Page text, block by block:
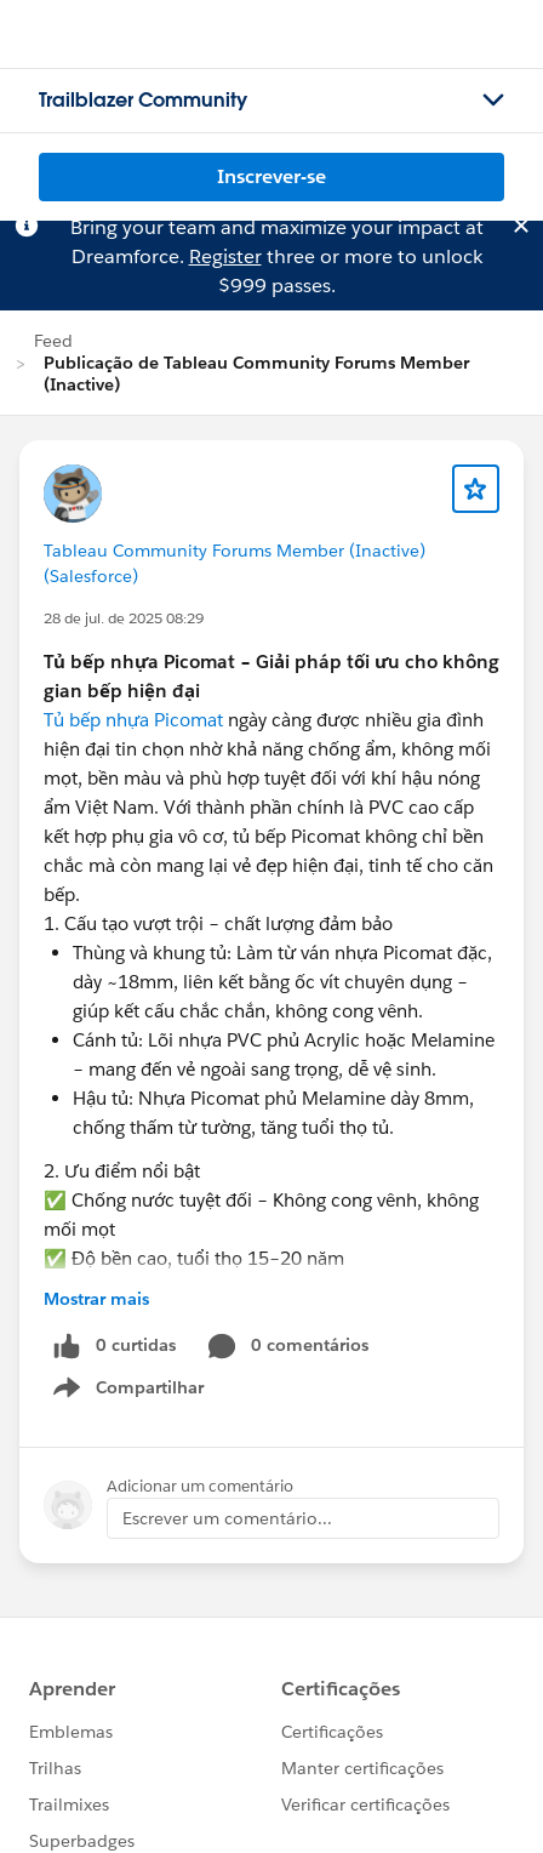
Trailblazer Community
Inscrever-se
Bring your team and maximize your impact at
Dreamforce. Registerthree or more to unlock
$999 passes.
Feed
Publicação de Tableau Community Forums Member
(Inactive)
Tableau Community Forums Member (Inactive)
(Salesforce)
28 de jul. de 2025 08:29
Tủ bếp nhựa Picomat – Giải pháp tối ưu cho không
gian bếp hiện đại
Tủ bếp nhựa Picomat ngày càng được nhiều gia đình
hiện đại tin chọn nhờ khả năng chống ẩm, không mối
mọt, bền màu và phù hợp tuyệt đối với khí hậu nóng
ẩm Việt Nam. Với thành phần chính là PVC cao cấp
kết hợp phụ gia vô cơ, tủ bếp Picomat không chỉ bền
chắc mà còn mang lại vẻ đẹp hiện đại, tinh tế cho căn
bếp.
1. Cấu tạo vượt trội – chất lượng đảm bảo
Thùng và khung tủ: Làm từ ván nhựa Picomat đặc,
dày ~18mm, liên kết bằng ốc vít chuyên dụng –
giúp kết cấu chắc chắn, không cong vênh.
Cánh tủ: Lõi nhựa PVC phủ Acrylic hoặc Melamine
– mang đến vẻ ngoài sang trọng, dễ vệ sinh.
Hậu tủ: Nhựa Picomat phủ Melamine dày 8mm,
chống thấm từ tường, tăng tuổi thọ tủ.
2. Ưu điểm nổi bật
✅ Chống nước tuyệt đối – Không cong vênh, không
mối mọt
✅ Độ bền cao, tuổi thọ 15–20 năm
✅ Dễ vệ sinh, bề mặt nhẵn mịn
✅ Thi công & vận chuyển dễ dàng
Tuy nhiên, tủ Picomat có vài nhược điểm như: không
chạm khắc hoa văn tinh xảo như gỗ, khả năng chịu
3. Báo giá tủ bếp nhựa Picomat tại Nội Thất Bến
Thành
kỹ thuật 2 năm.
4. Bộ sưu tập mẫu bếp đẹp – hiện đại 2025
nhựa Picomat đa dạng kiểu dáng từ chữ I, L, U đến
thiết kế phong cách tối giản, sang trọng hay hiện đại
cao cấp. Các mẫu đều có phối màu tinh tế, phù hợp
Mostrar mais
0 curtidas
0 comentários
Compartilhar
Show menu
Adicionar um comentário
Escrever um comentário...